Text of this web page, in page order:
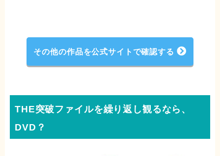
その他の作品を公式サイトで確認する
THE突破ファイルを繰り返し観るなら、
DVD？